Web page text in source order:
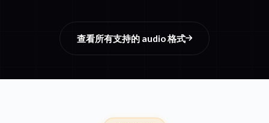
查看所有支持的 audio 格式